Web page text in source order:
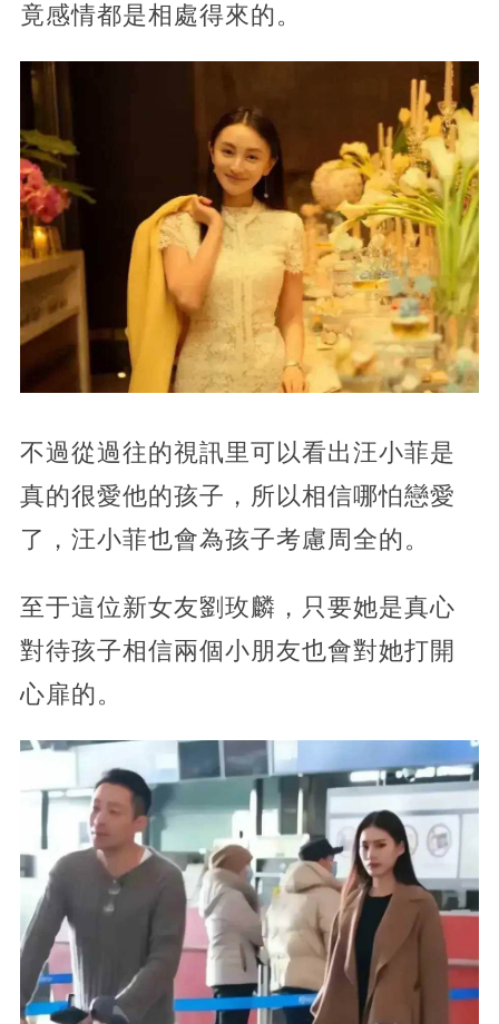
竟感情都是相處得來的。
不過從過往的視訊里可以看出汪小菲是
真的很愛他的孩子，所以相信哪怕戀愛
了，汪小菲也會為孩子考慮周全的。
至于這位新女友劉玫麟，只要她是真心
對待孩子相信兩個小朋友也會對她打開
心扉的。